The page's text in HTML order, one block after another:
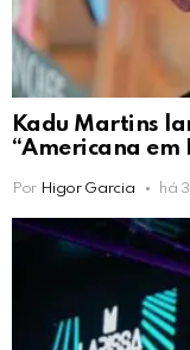
Kadu Martins
“Americana em
Por Higor Garcia há